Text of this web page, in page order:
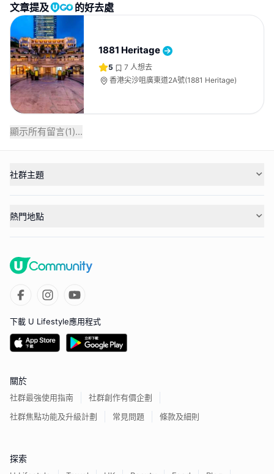
文章提及 的好去處
1881 Heritage
5 7 人想去
香港尖沙咀廣東道2A號(1881 Heritage)
顯示所有留言(1)...
社群主題
熱門地點
下載 U Lifestyle應用程式
關於
社群最強使用指南
社群創作有價企劃
社群焦點功能及升級計劃
常見問題 條款及細則
探索